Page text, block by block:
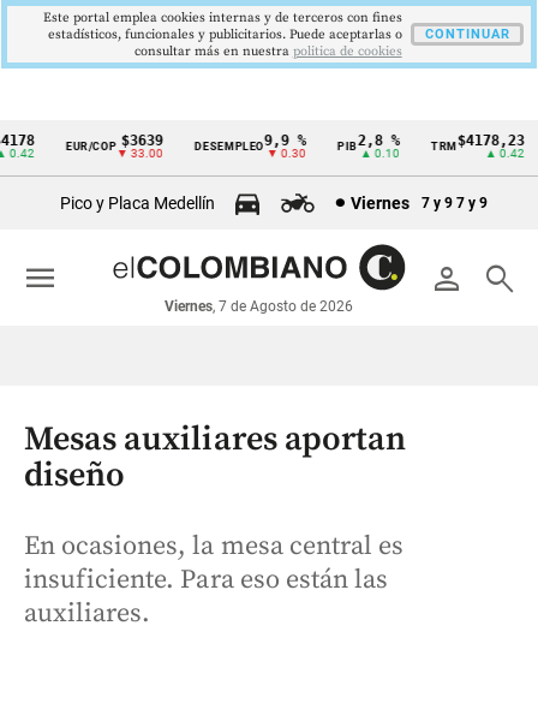
Cintillo
económicos
Colombia
EUR/COP $3639
▼ 33.00
DESEMPLEO 9,9 %
▼ 0.30
PIB2,8 %
▲ 0.10
TRM$4178,23
▲ 0.42
Pico y Placa Medellín Viernes 7 y 9 7 y 9
person search
Viernes, 7 de Agosto de 2026
menu
Mesas auxiliares aportan
diseño
En ocasiones, la mesa central es
insuficiente. Para eso están las
auxiliares.
Este portal emplea cookies internas y de terceros con fines
estadísticos, funcionales y publicitarios. Puede aceptarlas o
consultar más en nuestra politica de cookies
CONTINUAR